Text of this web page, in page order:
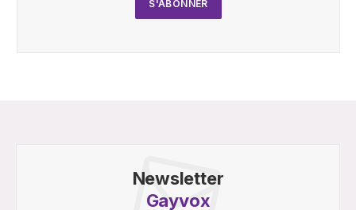
Newsletter
Gayvox